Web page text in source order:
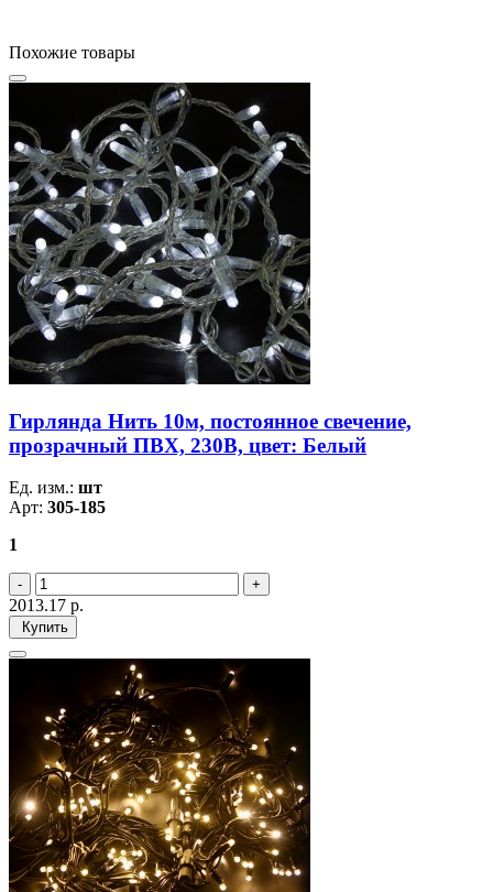
Похожие товары
Гирлянда Нить 10м, постоянное свечение,
прозрачный ПВХ, 230В, цвет: Белый
Ед. изм.: шт
Арт: 305-185
1
2013.17 р.
Купить